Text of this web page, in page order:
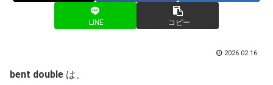
LINE コピー
2026.02.16
bent double は、